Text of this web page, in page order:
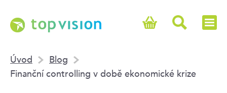
Úvod
Blog
Finanční controlling v době ekonomické krize